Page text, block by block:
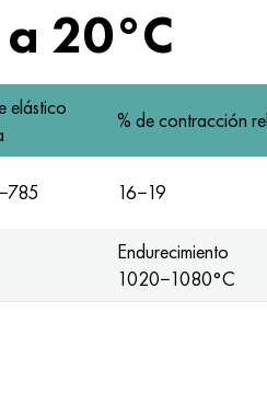
20°С
elástico
% de contracción
16−19
Endurecimiento
1020−1080°С